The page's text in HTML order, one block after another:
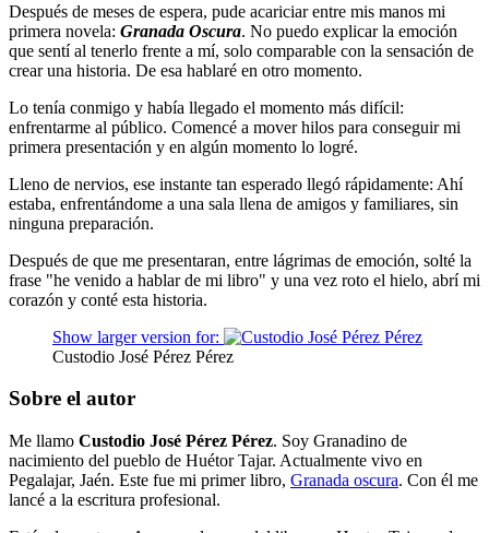
Después de meses de espera, pude acariciar entre mis manos mi
primera novela: Granada Oscura. No puedo explicar la emoción
que sentí al tenerlo frente a mí, solo comparable con la sensación de
crear una historia. De esa hablaré en otro momento.
Lo tenía conmigo y había llegado el momento más difícil:
enfrentarme al público. Comencé a mover hilos para conseguir mi
primera presentación y en algún momento lo logré.
Lleno de nervios, ese instante tan esperado llegó rápidamente: Ahí
estaba, enfrentándome a una sala llena de amigos y familiares, sin
ninguna preparación.
Después de que me presentaran, entre lágrimas de emoción, solté la
frase "he venido a hablar de mi libro" y una vez roto el hielo, abrí mi
corazón y conté esta historia.
Show larger version for:
Custodio José Pérez Pérez
Sobre el autor
Me llamo Custodio José Pérez Pérez. Soy Granadino de
nacimiento del pueblo de Huétor Tajar. Actualmente vivo en
Pegalajar, Jaén. Este fue mi primer libro, Granada oscura. Con él me
lancé a la escritura profesional.